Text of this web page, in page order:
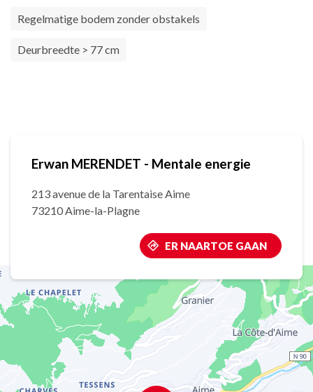
Regelmatige bodem zonder obstakels
Deurbreedte > 77 cm
Erwan MERENDET - Mentale energie
213 avenue de la Tarentaise Aime
73210 Aime-la-Plagne
ER NAARTOE GAAN